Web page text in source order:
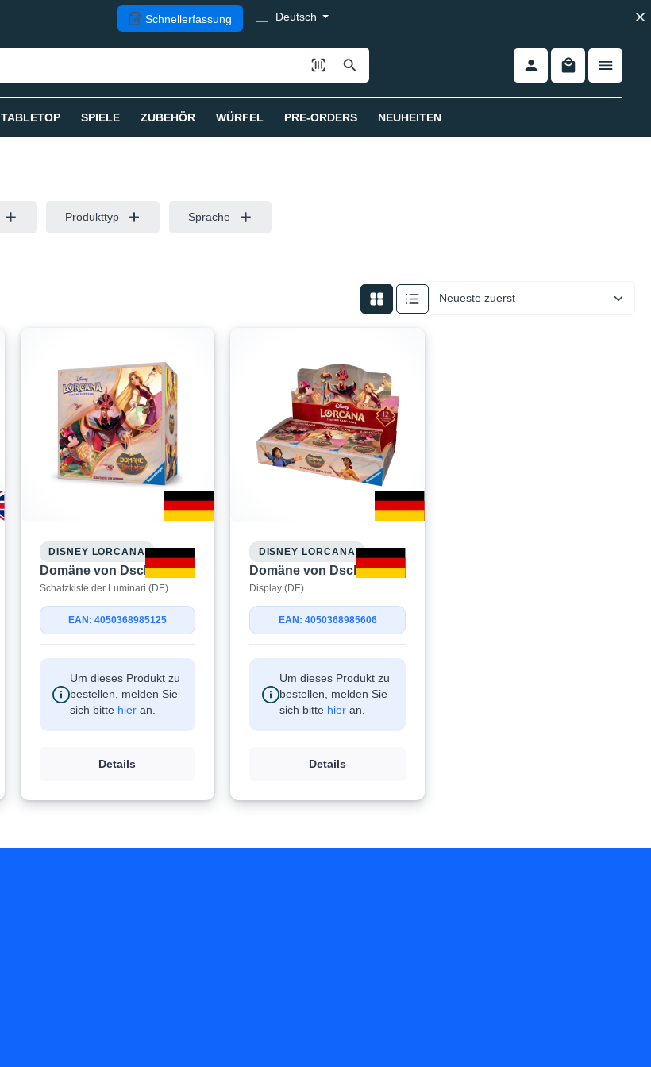
Schnellerfassung Deutsch
TABLETOP SPIELE ZUBEHÖR WÜRFEL PRE-ORDERS NEUHEITEN
Produkttyp Sprache
DISNEY LORCANA
Domäne von Dschafar
Schatzkiste der Luminari (DE)
EAN: 4050368985125
Um dieses Produkt zu
bestellen, melden Sie
sich bitte hieran.
Details
DISNEY LORCANA
Domäne von Dschafar
Display (DE)
EAN: 4050368985606
Um dieses Produkt zu
bestellen, melden Sie
sich bitte hier an.
Details